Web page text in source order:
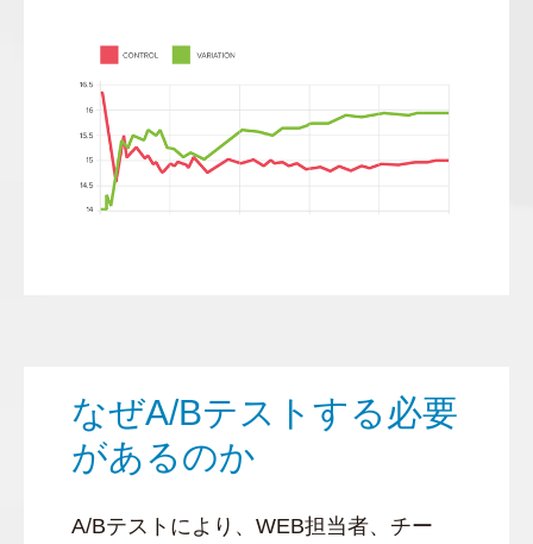
なぜA/Bテストする必要
があるのか
A/Bテストにより、WEB担当者、チー